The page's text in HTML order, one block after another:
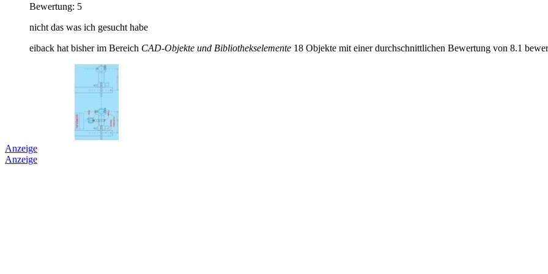
Bewertung: 5
nicht das was ich gesucht habe
eiback hat bisher im Bereich CAD-Objekte und Bibliothekselemente 18 Objekte mit einer durchschnittlichen Bewertung von 8.1
Anzeige
Anzeige